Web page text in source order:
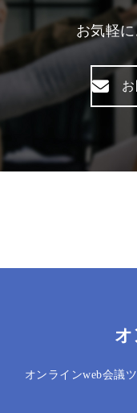
お気軽
オンラインweb会議